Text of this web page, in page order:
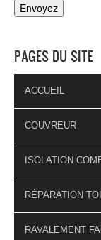
PAGES DU SITE
ACCUEIL
COUVREUR
ISOLATION
RÉPARATION
RAVALEMENT